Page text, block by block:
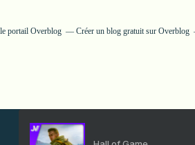
portail Overblog Créer un blog gratuit sur Overblog